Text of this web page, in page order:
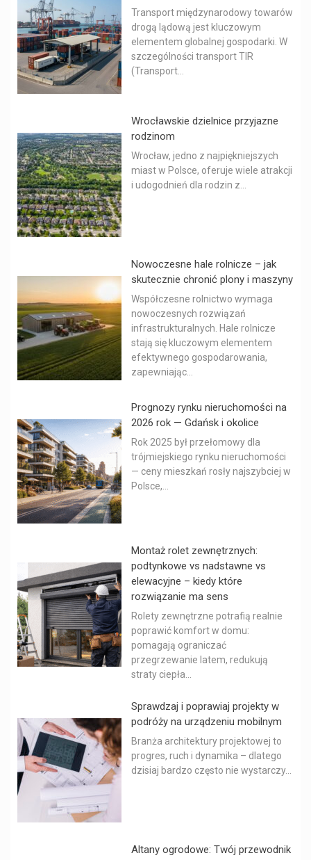
Transport międzynarodowy towarów
drogą lądową jest kluczowym
elementem globalnej gospodarki. W
szczególności transport TIR
(Transport...
Wrocławskie dzielnice przyjazne
rodzinom
Wrocław, jedno z najpiękniejszych
miast w Polsce, oferuje wiele atrakcji
i udogodnień dla rodzin z...
Nowoczesne hale rolnicze – jak
skutecznie chronić plony i maszyny
Współczesne rolnictwo wymaga
nowoczesnych rozwiązań
infrastrukturalnych. Hale rolnicze
stają się kluczowym elementem
efektywnego gospodarowania,
zapewniając...
Prognozy rynku nieruchomości na
2026 rok — Gdańsk i okolice
Rok 2025 był przełomowy dla
trójmiejskiego rynku nieruchomości
— ceny mieszkań rosły najszybciej w
Polsce,...
Montaż rolet zewnętrznych:
podtynkowe vs nadstawne vs
elewacyjne – kiedy które
rozwiązanie ma sens
Rolety zewnętrzne potrafią realnie
poprawić komfort w domu:
pomagają ograniczać
przegrzewanie latem, redukują
straty ciepła...
Sprawdzaj i poprawiaj projekty w
podróży na urządzeniu mobilnym
Branża architektury projektowej to
progres, ruch i dynamika – dlatego
dzisiaj bardzo często nie wystarczy...
Altany ogrodowe: Twój przewodnik